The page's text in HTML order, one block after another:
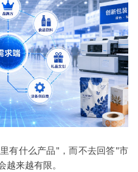
有什么产品"，而不去回答"市
来越有限。